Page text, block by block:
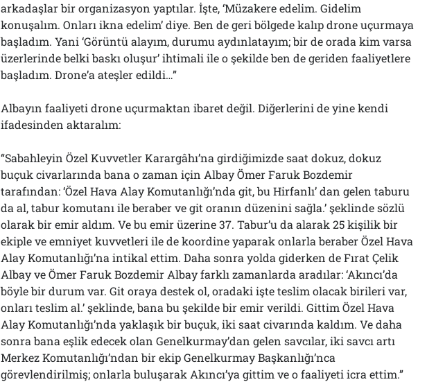
arkadaşlar bir organizasyon yaptılar. İşte, ‘Müzakere edelim. Gidelim
konuşalım. Onları ikna edelim’ diye. Ben de geri bölgede kalıp drone uçurmaya
başladım. Yani ‘Görüntü alayım, durumu aydınlatayım; bir de orada kim varsa
üzerlerinde belki baskı oluşur’ ihtimali ile o şekilde ben de geriden faaliyetlere
başladım. Drone’a ateşler edildi…”
Albayın faaliyeti drone uçurmaktan ibaret değil. Diğerlerini de yine kendi
ifadesinden aktaralım:
“Sabahleyin Özel Kuvvetler Karargâhı’na girdiğimizde saat dokuz, dokuz
buçuk civarlarında bana o zaman için Albay Ömer Faruk Bozdemir
tarafından: ‘Özel Hava Alay Komutanlığı’nda git, bu Hirfanlı’ dan gelen taburu
da al, tabur komutanı ile beraber ve git oranın düzenini sağla.’ şeklinde sözlü
olarak bir emir aldım. Ve bu emir üzerine 37. Tabur’u da alarak 25 kişilik bir
ekiple ve emniyet kuvvetleri ile de koordine yaparak onlarla beraber Özel Hava
Alay Komutanlığı’na intikal ettim. Daha sonra yolda giderken de Fırat Çelik
Albay ve Ömer Faruk Bozdemir Albay farklı zamanlarda aradılar: ‘Akıncı’da
böyle bir durum var. Git oraya destek ol, oradaki işte teslim olacak birileri var,
onları teslim al.’ şeklinde, bana bu şekilde bir emir verildi. Gittim Özel Hava
Alay Komutanlığı’nda yaklaşık bir buçuk, iki saat civarında kaldım. Ve daha
sonra bana eşlik edecek olan Genelkurmay’dan gelen savcılar, iki savcı artı
Merkez Komutanlığı’ndan bir ekip Genelkurmay Başkanlığı’nca
görevlendirilmiş; onlarla buluşarak Akıncı’ya gittim ve o faaliyeti icra ettim.”